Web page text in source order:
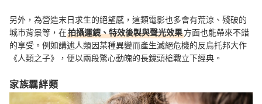
另外，為營造末日求生的絕望感，這類電影也多會有荒涼、殘破的
城市背景等，在拍攝運鏡、特效後製與聲光效果方面也能帶來不錯
的享受。例如講述人類因某種異變而產生滅絕危機的反烏托邦大作
《人類之子》，便以兩段驚心動魄的長鏡頭槍戰立下經典。
家族羈絆類